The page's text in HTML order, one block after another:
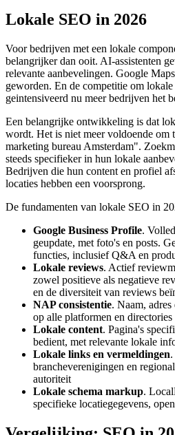
Lokale SEO in 2026
Voor bedrijven met een lokale
belangrijker dan ooit. AI-assistenten
relevante aanbevelingen. Google
geworden. En de competitie om
geintensiveerd nu meer bedrijven het
Een belangrijke ontwikkeling is dat
wordt. Het is niet meer voldoende om
marketing bureau Amsterdam".
steeds specifieker in hun lokale
Bedrijven die hun content en profiel
locaties hebben een voorsprong.
De fundamenten van lokale SEO in
Google Business Profile.
geupdate, met foto's en posts.
functies, inclusief Q&A en
Lokale reviews. Actief
zowel positieve als negatieve
en de diversiteit van reviews
NAP consistentie. Naam,
op alle platformen en directories
Lokale content. Pagina's
bedient, met relevante lokale
Lokale links en vermeldingen
brancheverenigingen en
autoriteit
Lokale schema markup.
specifieke locatiegegevens,